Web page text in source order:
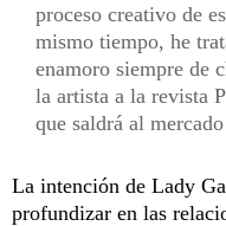
proceso creativo de
mismo tiempo, he
enamoro siempre de
la artista a la revista
que saldrá al
La intención de Lady
profundizar en las